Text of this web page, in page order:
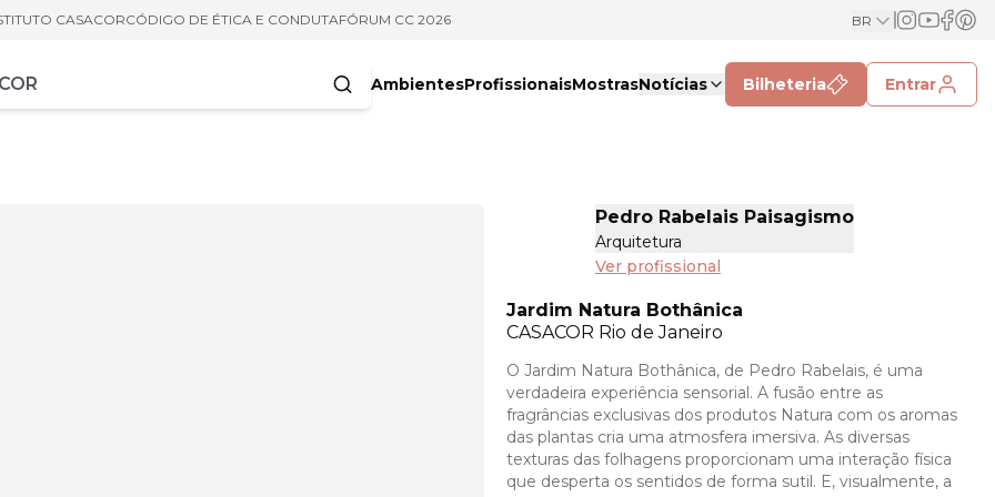
CASACORCÓDIGO DE ÉTICA E CONDUTAFÓRUM CC 2026 BR
AmbientesProfissionaisMostrasNotícias Bilheteria Entrar
Pedro Rabelais Paisagismo
Arquitetura
Ver profissional
Jardim Natura Bothânica
CASACOR Rio de Janeiro
O Jardim Natura Bothânica, de Pedro Rabelais, é uma
verdadeira experiência sensorial. A fusão entre as
fragrâncias exclusivas dos produtos Natura com os aromas
das plantas cria uma atmosfera imersiva. As diversas
texturas das folhagens proporcionam uma interação física
que desperta os sentidos de forma sutil. E, visualmente, a